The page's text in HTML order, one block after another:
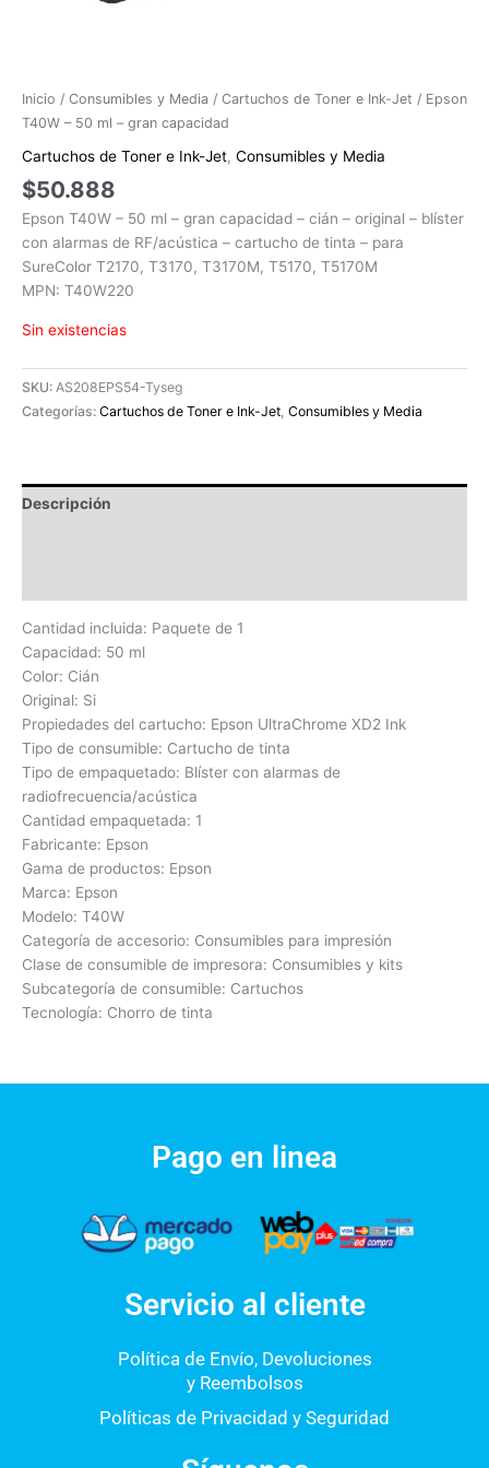
Inicio / Consumibles y Media / Cartuchos de Toner e Ink-Jet / Epson
T40W – 50 ml – gran capacidad
Cartuchos de Toner e Ink-Jet, Consumibles y Media
$50.888
Epson T40W – 50 ml – gran capacidad – cián – original – blíster
con alarmas de RF/acústica – cartucho de tinta – para
SureColor T2170, T3170, T3170M, T5170, T5170M
MPN: T40W220
Sin existencias
SKU: AS208EPS54-Tyseg
Categorías: Cartuchos de Toner e Ink-Jet, Consumibles y Media
Descripción
Cantidad incluida: Paquete de 1
Capacidad: 50 ml
Color: Cián
Original: Si
Propiedades del cartucho: Epson UltraChrome XD2 Ink
Tipo de consumible: Cartucho de tinta
Tipo de empaquetado: Blíster con alarmas de
radiofrecuencia/acústica
Cantidad empaquetada: 1
Fabricante: Epson
Gama de productos: Epson
Marca: Epson
Modelo: T40W
Categoría de accesorio: Consumibles para impresión
Clase de consumible de impresora: Consumibles y kits
Subcategoría de consumible: Cartuchos
Tecnología: Chorro de tinta
Pago en linea
Servicio al cliente
Política de Envío, Devoluciones
y Reembolsos
Políticas de Privacidad y Seguridad